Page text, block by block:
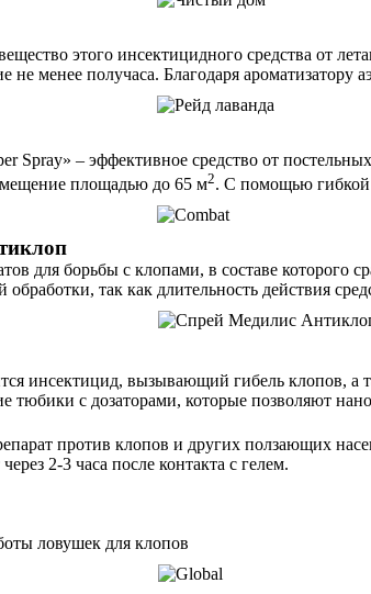
этого инсектицидного средства от
менее получаса. Благодаря ароматизатору
Spray» – эффективное средство от
площадью до 65 м2. С помощью гибкой
для борьбы с клопами, в составе которого
обработки, так как длительность действия
инсектицид, вызывающий гибель клопов, а
тюбики с дозаторами, которые позволяют
против клопов и других ползающих
2-3 часа после контакта с гелем.
ловушек для клопов